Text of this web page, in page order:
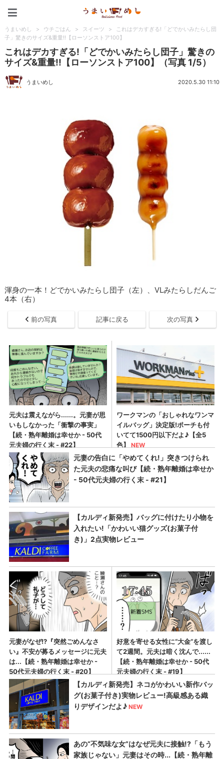
うまいめし > ウチごはん > スイーツ >
これはデカすぎる!「どでかいみたらし団
子」驚きのサイズ&重量!!【ローソンストア100】
これはデカすぎる!「どでかいみたらし団子」驚きの
サイズ&重量!!【ローソンストア100】（写真 1/5）
うまいめし 2020.5.30 11:10
渾身の一本！どでかいみたらし団子（左）、VLみたらしだんご
4本（右）
前の写真 記事に戻る 次の写真